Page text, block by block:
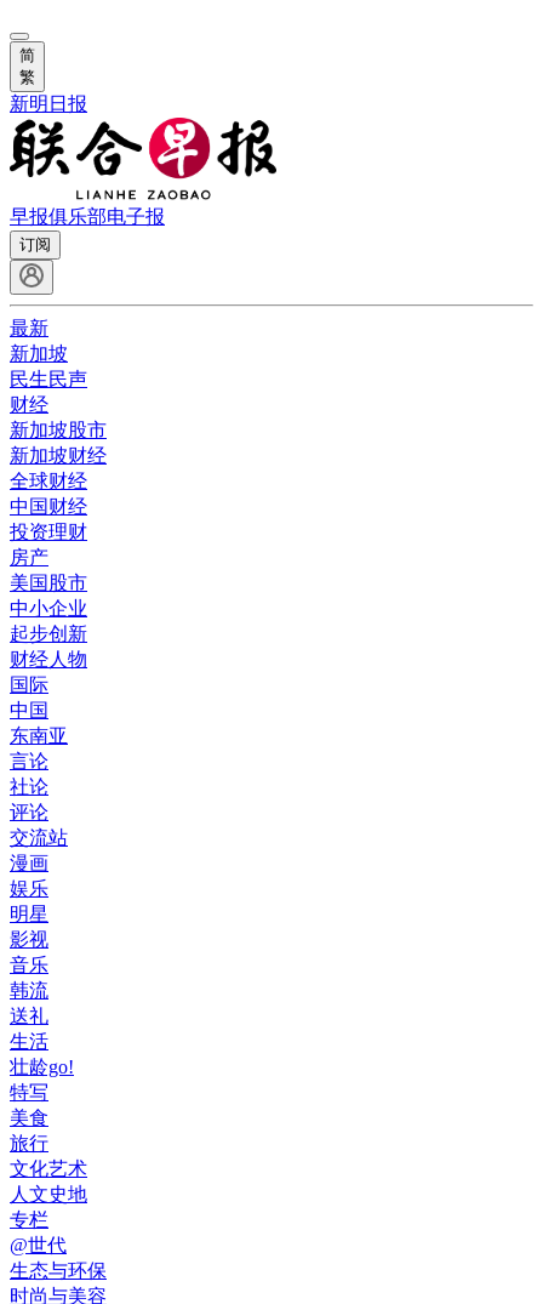
简
繁
新明日报
早报俱乐部电子报
订阅
最新
新加坡
民生民声
财经
新加坡股市
新加坡财经
全球财经
中国财经
投资理财
房产
美国股市
中小企业
起步创新
财经人物
国际
中国
东南亚
言论
社论
评论
交流站
漫画
娱乐
明星
影视
音乐
韩流
送礼
生活
壮龄go!
特写
美食
旅行
文化艺术
人文史地
专栏
@世代
生态与环保
时尚与美容